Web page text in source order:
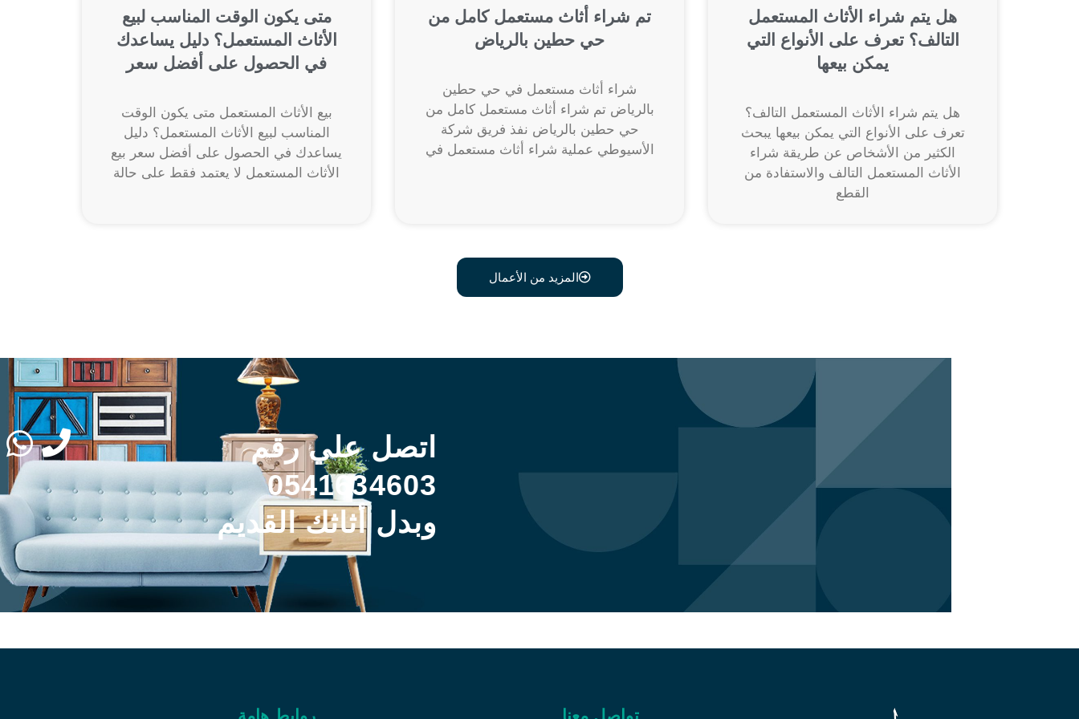
متى يكون الوقت المناسب لبيع
الأثاث المستعمل؟ دليل يساعدك
في الحصول على أفضل سعر
بيع الأثاث المستعمل متى يكون الوقت
المناسب لبيع الأثاث المستعمل؟ دليل
يساعدك في الحصول على أفضل سعر بيع
الأثاث المستعمل لا يعتمد فقط على حالة
تم شراء أثاث مستعمل كامل من
حي حطين بالرياض
شراء أثاث مستعمل في حي حطين
بالرياض تم شراء أثاث مستعمل كامل من
حي حطين بالرياض نفذ فريق شركة
الأسيوطي عملية شراء أثاث مستعمل في
هل يتم شراء الأثاث المستعمل
التالف؟ تعرف على الأنواع التي
يمكن بيعها
هل يتم شراء الأثاث المستعمل التالف؟
تعرف على الأنواع التي يمكن بيعها يبحث
الكثير من الأشخاص عن طريقة شراء
الأثاث المستعمل التالف والاستفادة من
القطع
المزيد من الأعمال
اتصل علي رقم
0541634603
وبدل أثاثك القديم